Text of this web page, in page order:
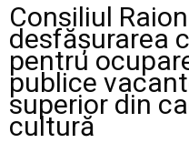
Consiliul
desfăşurarea
pentru
publice
superior din
cultură